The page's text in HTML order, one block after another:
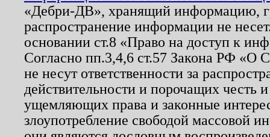
«Дебри-ДВ», хранящий информацию,
распространение информации не
основании ст.8 «Право на доступ к
Согласно пп.3,4,6 ст.57 Закона РФ «О
не несут ответственности за
действительности и порочащих честь
ущемляющих права и законные
злоупотребление свободой массовой